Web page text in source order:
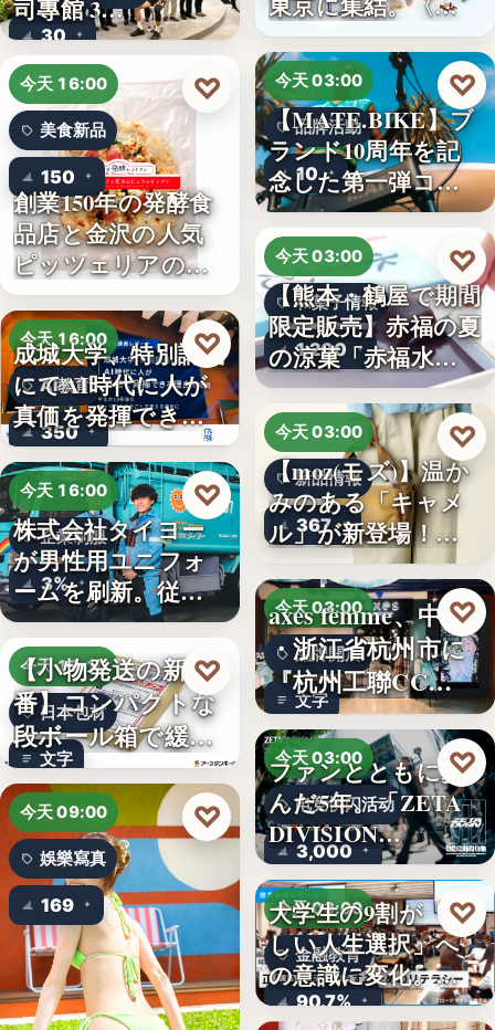
30
司專館 3…
今天 16:00
美食新品
150
創業150年の発酵食
品店と金沢の人気
ピッツェリアのコ
ラボ…
♡
今天 16:00
AI教育
350
成城大学、特別講義
にてAI時代に人が
真価を発揮できる
理由…
♡
今天 16:00
企業制服
3%
株式会社タイヨー
が男性用ユニフォ
ームを刷新。従来
の男女兼…
♡
今天 15:10
日本包材
文字
【小物発送の新定
番】コンパクトな
段ボール箱で緩衝
材の節約…
♡
今天 09:00
娛樂寫真
169
♡
今天 03:00
品牌活動
10
【MATE.BIKE】ブ
ランド10周年を記
念した第一弾コ…
♡
今天 03:00
和菓子情報
1,200
【熊本・鶴屋で期間
限定販売】赤福の夏
の涼菓「赤福水よ
うか…
♡
今天 03:00
新品情報
367
【moz(モズ)】温か
みのある「キャメ
ル」が新登場！毎
♡
今天 03:00
品牌開店
文字
axes femme、中国
・浙江省杭州市に
『杭州工聯CC…
♡
今天 03:00
电竞快闪活动
3,000
ファンとともに歩
んだ5年。「ZETA
DIVISION…
♡
今天 03:00
金融教育
90.7%
大学生の9割が「正
しい人生選択」へ
の意識に変化。ブ
ロード…
♡